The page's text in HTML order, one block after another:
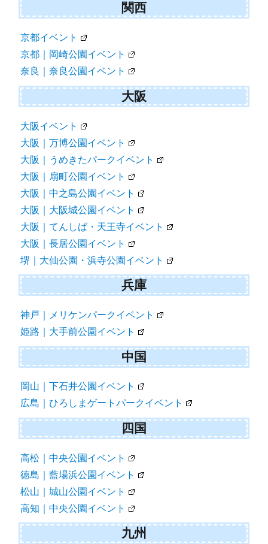
関西
京都イベント
京都｜岡崎公園イベント
奈良｜奈良公園イベント
大阪
大阪イベント
大阪｜万博公園イベント
大阪｜うめきたパークイベント
大阪｜扇町公園イベント
大阪｜中之島公園イベント
大阪｜大阪城公園イベント
大阪｜てんしば・天王寺イベント
大阪｜長居公園イベント
堺｜大仙公園・浜寺公園イベント
兵庫
神戸｜メリケンパークイベント
姫路｜大手前公園イベント
中国
岡山｜下石井公園イベント
広島｜ひろしまゲートパークイベント
四国
高松｜中央公園イベント
徳島｜藍場浜公園イベント
松山｜城山公園イベント
高知｜中央公園イベント
九州